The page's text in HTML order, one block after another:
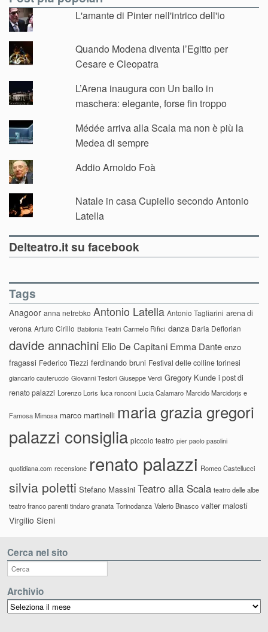
L'amante di Pinter nell'intrico dell'io
Quando Modena diventa l’Egitto per
Cesare e Cleopatra
L’Arena inaugura con Un ballo in
maschera: elegante, forse fin troppo
Médée arriva alla Scala ma non è più la
Medea di sempre
Addio Arnoldo Foà
Natale in casa Cupiello secondo Antonio
Latella
Delteatro.it su facebook
Tags
Anagoor anna netrebko Antonio Latella Antonio Tagliarini arena di
verona Arturo Cirillo Babilonia Teatri Carmelo Rifici danza Daria Deflorian
davide annachini Elio De Capitani Emma Dante enzo
fragassi Federico Tiezzi ferdinando bruni Festival delle colline torinesi
giancarlo cauteruccio Giovanni Testori Giuseppe Verdi Gregory Kunde i post di
renato palazzi Lorenzo Loris luca ronconi Lucia Calamaro Marcido Marcidorjs e
Famosa Mimosa marco martinelli maria grazia gregori
palazzi consiglia piccolo teatro pier paolo pasolini
quotidiana.com recensione renato palazzi Romeo Castellucci
silvia poletti Stefano Massini Teatro alla Scala teatro delle albe
teatro franco parenti tindaro granata Torinodanza Valerio Binasco valter malosti
Virgilio Sieni
Cerca nel sito
Archivio
Archivio